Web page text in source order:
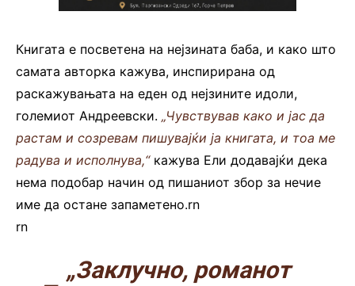
Книгата е посветена на нејзината баба, и како што
самата авторка кажува, инспирирана од
раскажувањата на еден од нејзините идоли,
големиот Андреевски. „Чувствував како и јас да
растам и созревам пишувајќи ја книгата, и тоа ме
радува и исполнува,“кажува Ели додавајќи дека
нема подобар начин од пишаниот збор за нечие
име да остане запаметено.rn
rn
„Заклучно, романот